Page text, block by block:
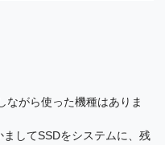
ながら使った機種はありま
してSSDをシステムに、残